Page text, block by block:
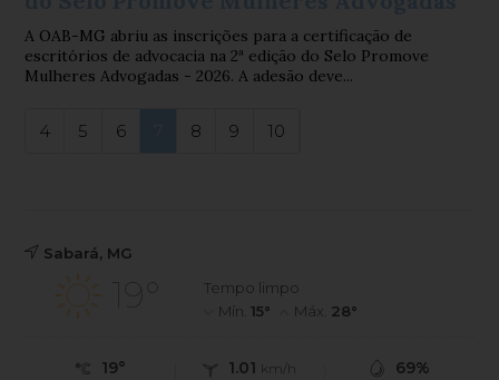
A OAB-MG abriu as inscrições para a certificação de
escritórios de advocacia na 2ª edição do Selo Promove
Mulheres Advogadas - 2026. A adesão deve...
4 5 6 8 9 10
Sabará, MG
19°
Tempo limpo
Mín.15° Máx. 28°
19° 1.01 km/h 69%